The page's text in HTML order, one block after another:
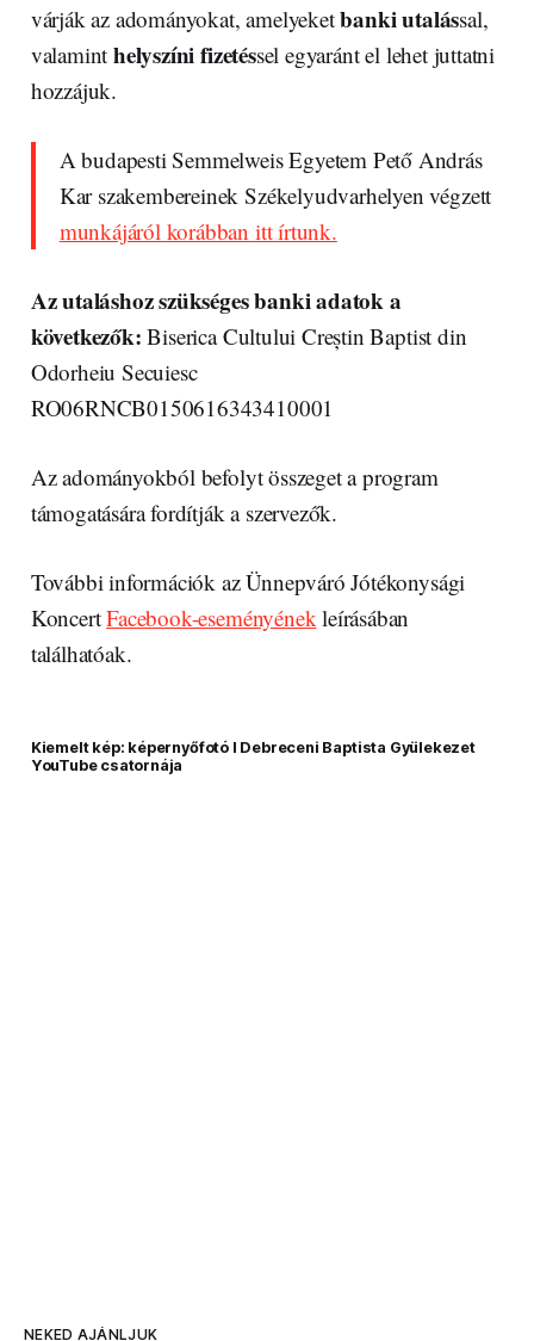
várják az adományokat, amelyeketbanki utalással,
valamint helyszíni fizetéssel egyaránt el lehet juttatni
hozzájuk.
A budapesti Semmelweis Egyetem Pető András
Kar szakembereinek Székelyudvarhelyen végzett
munkájáról korábban itt írtunk.
Az utaláshoz szükséges banki adatok a
következők: Biserica Cultului Creștin Baptist din
Odorheiu Secuiesc
RO06RNCB0150616343410001
Az adományokból befolyt összeget a program
támogatására fordítják a szervezők.
További információk az Ünnepváró Jótékonysági
KoncertFacebook-eseményének leírásában
találhatóak.
Kiemelt kép: képernyőfotó I Debreceni Baptista Gyülekezet
YouTube csatornája
NEKED AJÁNLJUK